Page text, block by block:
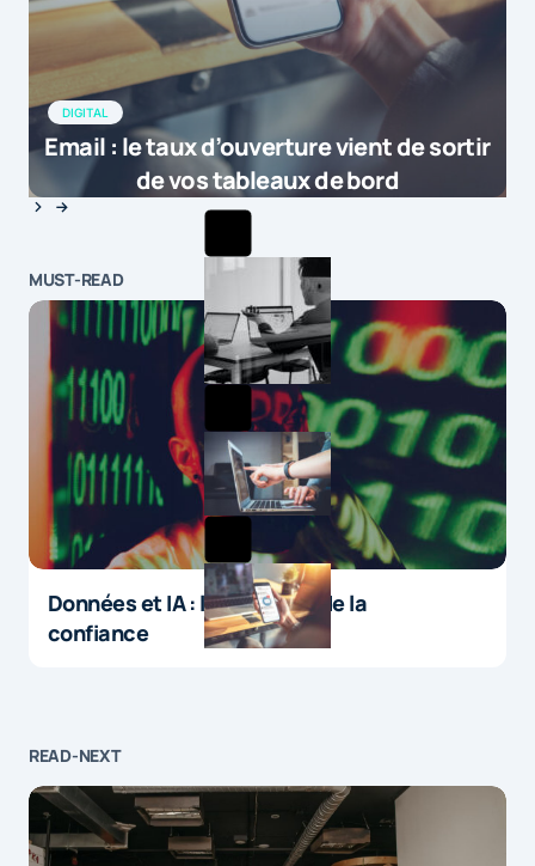
DIGITAL
Email : le taux d’ouverture vient de sortir
de vos tableaux de bord
MUST-READ
Données et IA : le paradoxe de la
confiance
READ-NEXT